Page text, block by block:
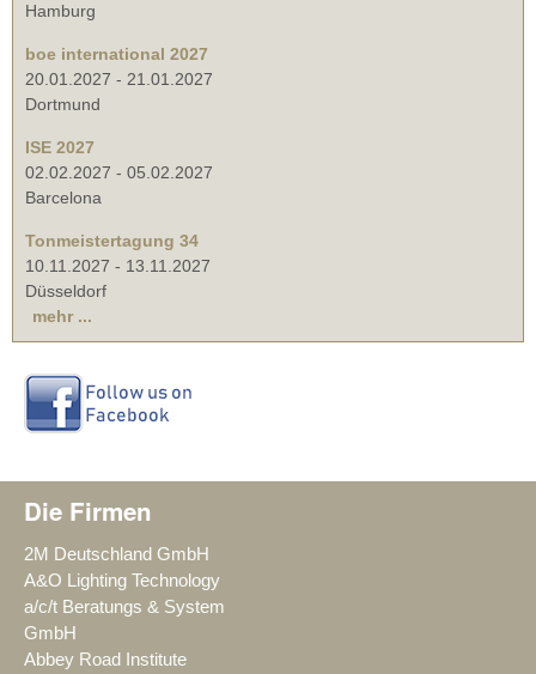
Hamburg
boe international 2027
20.01.2027 - 21.01.2027
Dortmund
ISE 2027
02.02.2027 - 05.02.2027
Barcelona
Tonmeistertagung 34
10.11.2027 - 13.11.2027
Düsseldorf
mehr ...
Die Firmen
2M Deutschland GmbH
A&O Lighting Technology
a/c/t Beratungs & System
GmbH
Abbey Road Institute